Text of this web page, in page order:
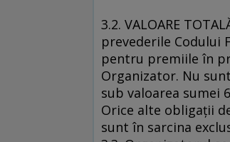
3.2. VALOARE
prevederile Codului
pentru premiile în
Organizator. Nu
sub valoarea sumei
Orice alte obligaţii
sunt în sarcina